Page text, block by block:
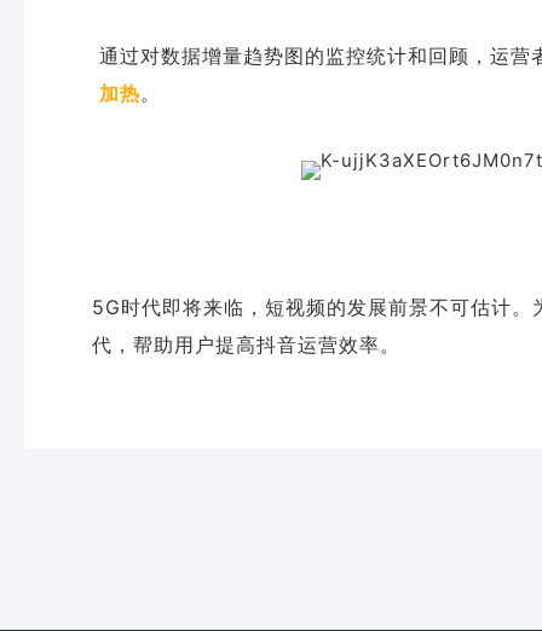
通过对数据增量趋势图的监控统计和回顾，运
加热。
5G时代即将来临，短视频的发展前景不可估计
代，帮助用户提高抖音运营效率。